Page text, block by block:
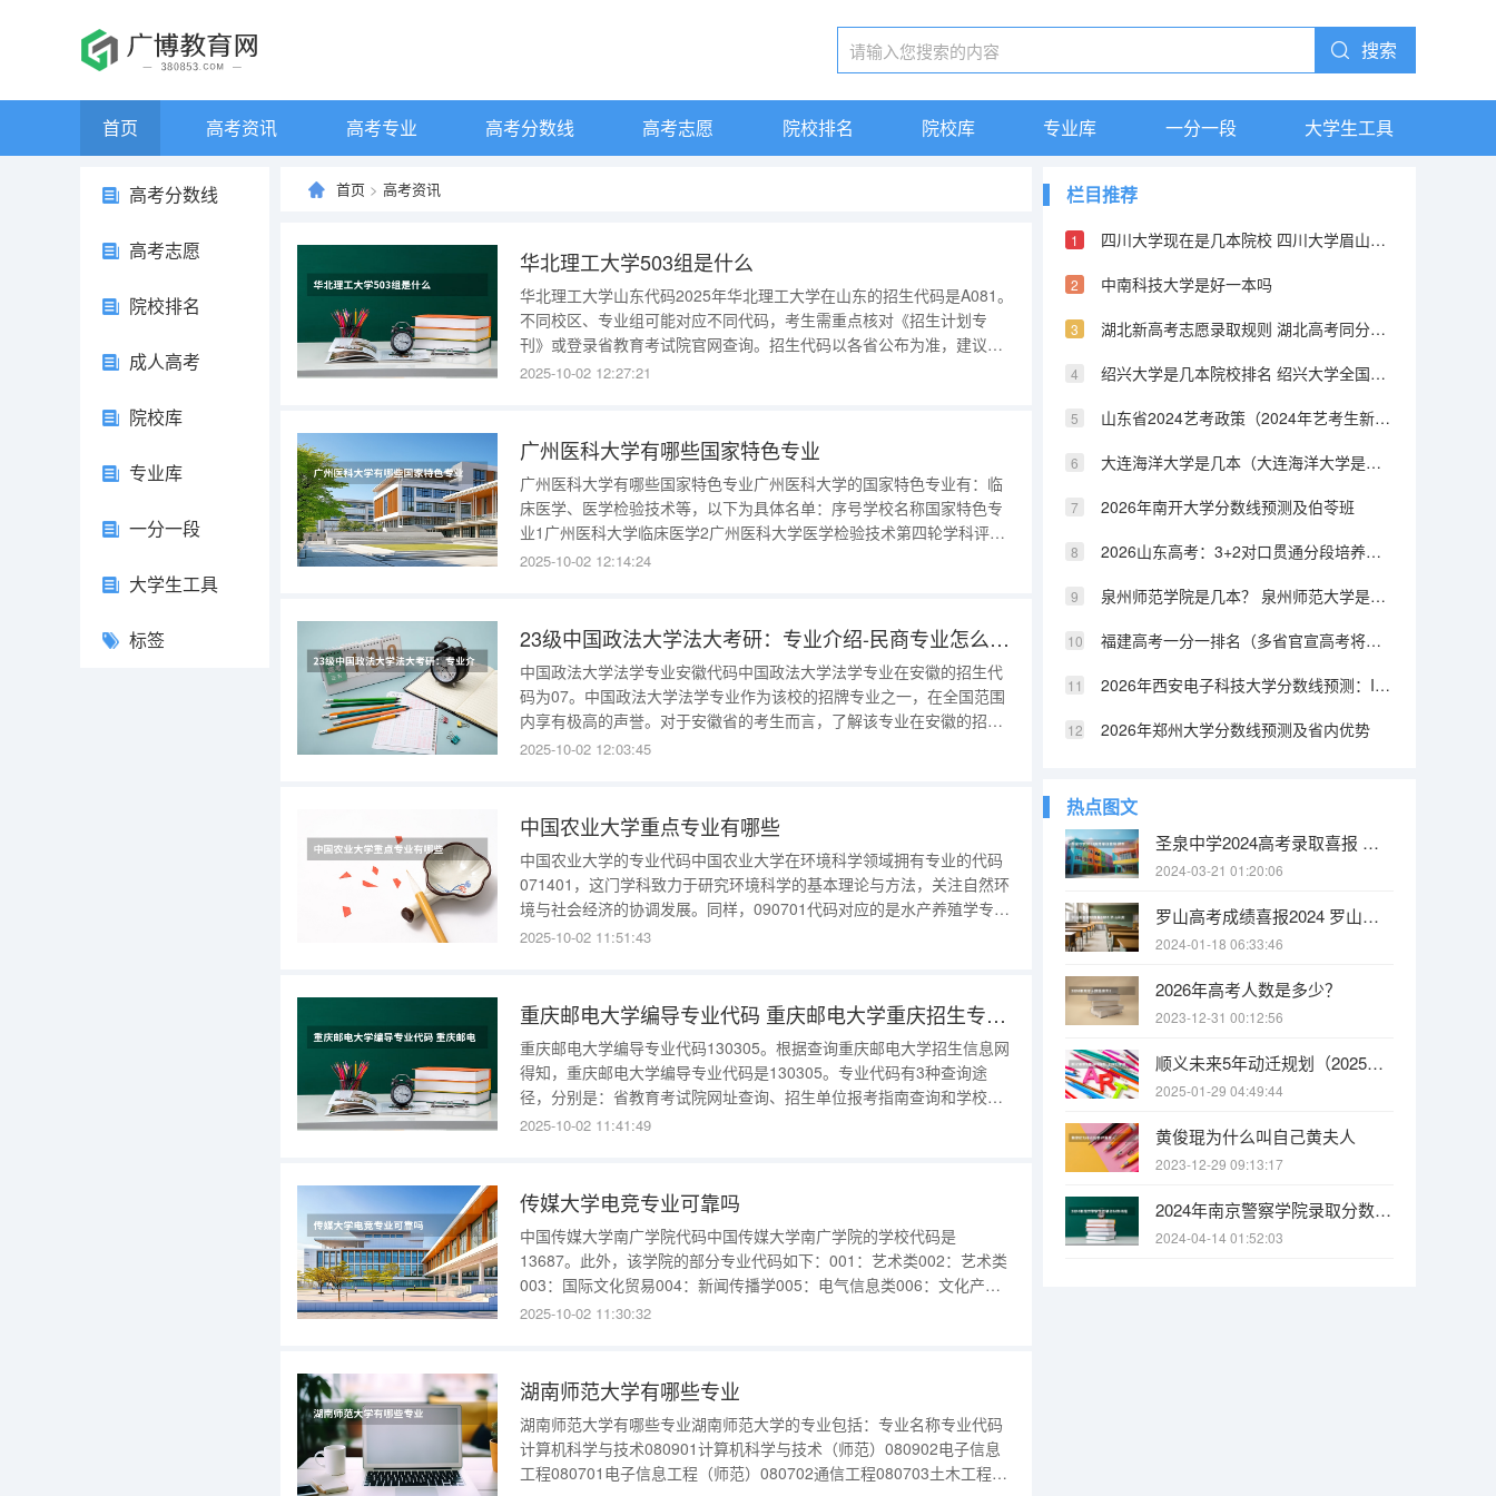
搜索
首页 高考资讯 高考专业 高考分数线 高考志愿 院校排名 院校库 专业库 一分一段 大学生工具
高考分数线
高考志愿
院校排名
成人高考
院校库
专业库
一分一段
大学生工具
标签
首页 > 高考资讯
华北理工大学503组是什么
华北理工大学山东代码2025年华北理工大学在山东的招生代码是A081。
不同校区、专业组可能对应不同代码，考生需重点核对《招生计划专
刊》或登录省教育考试院官网查询。招生代码以各省公布为准，建议考
生同步关注学校招生章程中的特殊说明，避免因代码错误影响录取。你
2025-10-02 12:27:21
广州医科大学有哪些国家特色专业
广州医科大学有哪些国家特色专业广州医科大学的国家特色专业有：临
床医学、医学检验技术等，以下为具体名单：序号学校名称国家特色专
业1广州医科大学临床医学2广州医科大学医学检验技术第四轮学科评估
结果序号一级学科名称学校代码学校名称学科整体水平得分1临床医学
2025-10-02 12:14:24
23级中国政法大学法大考研：专业介绍-民商专业怎么样！
中国政法大学法学专业安徽代码中国政法大学法学专业在安徽的招生代
码为07。中国政法大学法学专业作为该校的招牌专业之一，在全国范围
内享有极高的声誉。对于安徽省的考生而言，了解该专业在安徽的招生
代码是报考的重要前提。一、招生代码的意义招生代码是学校和专业在
2025-10-02 12:03:45
中国农业大学重点专业有哪些
中国农业大学的专业代码中国农业大学在环境科学领域拥有专业的代码
071401，这门学科致力于研究环境科学的基本理论与方法，关注自然环
境与社会经济的协调发展。同样，090701代码对应的是水产养殖学专
业，该专业主要研究如何在保护生态环境的前提下，科学地进行水生生
解各个
2025-10-02 11:51:43
重庆邮电大学编导专业代码 重庆邮电大学重庆招生专业代码
重庆邮电大学编导专业代码130305。根据查询重庆邮电大学招生信息网
得知，重庆邮电大学编导专业代码是130305。专业代码有3种查询途
径，分别是：省教育考试院网址查询、招生单位报考指南查询和学校招
生资料查询。专业代码是指大学专业的数字编号，其通常由6位阿拉伯数
2025-10-02 11:41:49
传媒大学电竞专业可靠吗
中国传媒大学南广学院代码中国传媒大学南广学院的学校代码是
13687。此外，该学院的部分专业代码如下：001：艺术类002：艺术类
003：国际文化贸易004：新闻传播学005：电气信息类006：文化产业
管理007：文化产业管理请注意，这些专业代码可能随时间发生变化，建
2025-10-02 11:30:32
湖南师范大学有哪些专业
湖南师范大学有哪些专业湖南师范大学的专业包括：专业名称专业代码
计算机科学与技术080901计算机科学与技术（师范）080902电子信息
工程080701电子信息工程（师范）080702通信工程080703土木工程
栏目推荐
四川大学现在是几本院校 四川大学眉山校区是几本
中南科技大学是好一本吗
湖北新高考志愿录取规则 湖北高考同分投档排序规则是怎样的?
绍兴大学是几本院校排名 绍兴大学全国综合排名
山东省2024艺考政策（2024年艺考生新政策）
大连海洋大学是几本（大连海洋大学是一本还是二本）
2026年南开大学分数线预测及伯苓班
2026山东高考：3+2对口贯通分段培养资格线392分，低分上本科的另一条路
泉州师范学院是几本？ 泉州师范大学是几本
福建高考一分一排名（多省官宣高考将实行“3+1+2”模式）
2026年西安电子科技大学分数线预测：IT界的硬核211
2026年郑州大学分数线预测及省内优势
热点图文
圣泉中学2024高考录取喜报 肥东圣泉中学高考升学率
2024-03-21 01:20:06
罗山高考成绩喜报2024 罗山县高级中学校本部的教学成绩
2024-01-18 06:33:46
2026年高考人数是多少？
2023-12-31 00:12:56
顺义未来5年动迁规划（2025年顺义地区大集的具体时间安排是怎样的）
2025-01-29 04:49:44
黄俊琨为什么叫自己黄夫人
2023-12-29 09:13:17
2024年南京警察学院录取分数线是多少？
2024-04-14 01:52:03